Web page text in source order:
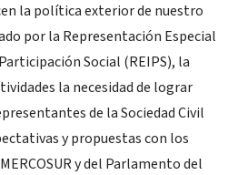
la política exterior de nuestro
por la Representación Especial
Social (REIPS), la
la necesidad de lograr
de la Sociedad Civil
y propuestas con los
y del Parlamento del